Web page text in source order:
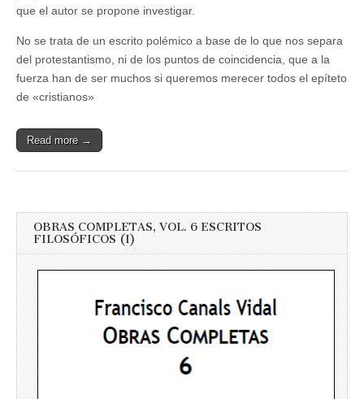
que el autor se propone investigar.
No se trata de un escrito polémico a base de lo que nos separa
del protestantismo, ni de los puntos de coincidencia, que a la
fuerza han de ser muchos si queremos merecer todos el epíteto
de «cristianos»
Read more →
OBRAS COMPLETAS, VOL. 6 ESCRITOS
FILOSÓFICOS (I)